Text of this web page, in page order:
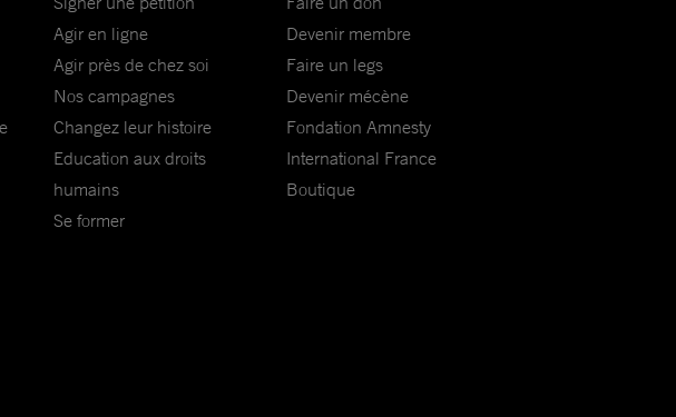
Agir en ligne
Agir près de chez soi
Nos campagnes
Changez leur histoire
Education aux droits
humains
Se former
Devenir membre
Faire un legs
Devenir mécène
Fondation Amnesty
International France
Boutique